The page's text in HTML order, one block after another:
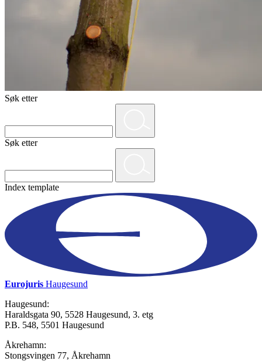
Søk etter
Søk etter
Index template
Eurojuris Haugesund
Haugesund:
Haraldsgata 90, 5528 Haugesund, 3. etg
P.B. 548, 5501 Haugesund
Åkrehamn:
Stongsvingen 77, Åkrehamn